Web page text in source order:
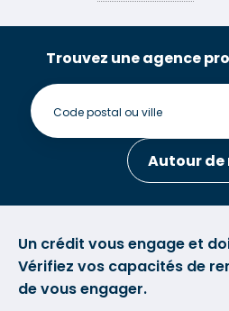
Trouvez une agence
Autour de
Un crédit vous engage et
Vérifiez vos capacités de
de vous engager.